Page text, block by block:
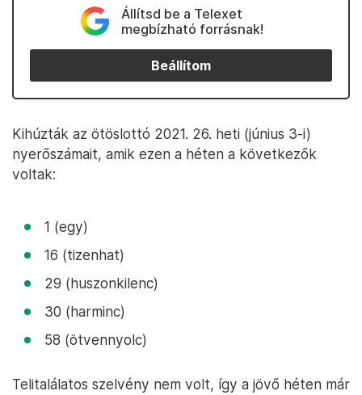
Állítsd be a Telexet
megbízható forrásnak!
Beállítom
Kihúzták az ötöslottó 2021. 26. heti (június 3-i)
nyerőszámait, amik ezen a héten a következők
voltak:
1 (egy)
16 (tizenhat)
29 (huszonkilenc)
30 (harminc)
58 (ötvennyolc)
Telitalálatos szelvény nem volt, így a jövő héten már